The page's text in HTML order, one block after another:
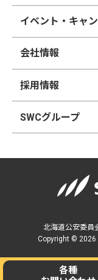
イベント・キャ
会社情報
採用情報
SWCグループ
北海道公安委員
Copyright © 2026
各種